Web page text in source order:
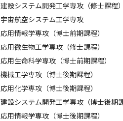
建設システム開発工学専攻（修士課程）
宇宙航空システム工学専攻
応用情報学専攻（博士前期課程）
応用微生物工学専攻（修士課程）
応用生命科学専攻（博士前期課程）
機械工学専攻（博士後期課程）
応用化学専攻（博士後期課程）
建設システム開発工学専攻（博士後期課
応用情報学専攻（博士後期課程）